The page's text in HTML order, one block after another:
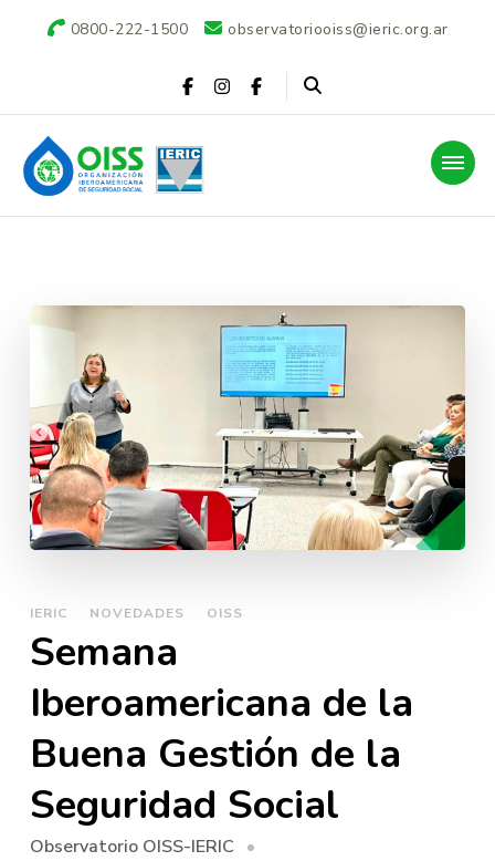
0800-222-1500 observatoriooiss@ieric.org.ar
Observatorio OISS-
IERIC NOVEDADES OISS
Semana
Iberoamericana de la
Buena Gestión de la
Seguridad Social
Observatorio OISS-IERIC